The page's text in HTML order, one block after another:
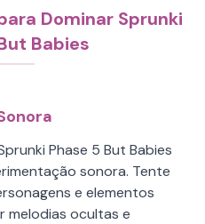
Dominar Sprunki
Babies
Phase 5 But Babies
sonora. Tente
e elementos
melodias ocultas e